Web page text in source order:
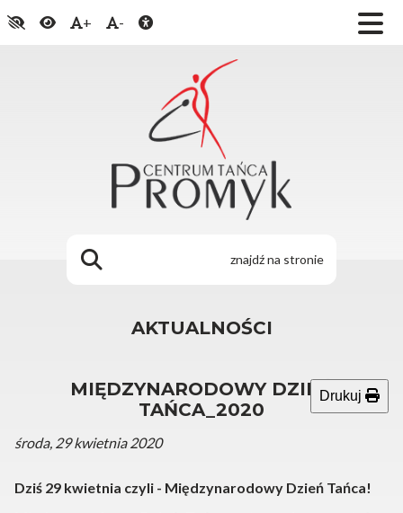
+ -
AKTUALNOŚCI
MIĘDZYNARODOWY DZIEŃ
TAŃCA_2020
środa, 29 kwietnia 2020
Drukuj
Dziś 29 kwietnia czyli - Międzynarodowy Dzień Tańca!